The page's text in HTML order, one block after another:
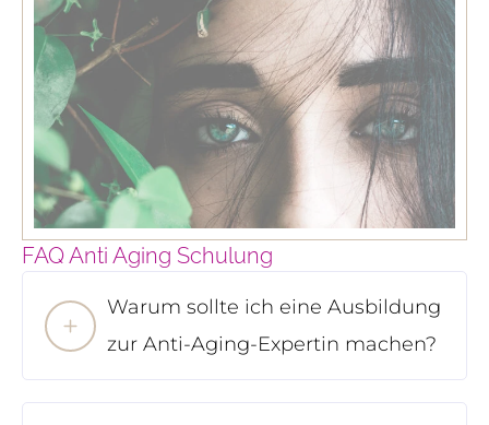
FAQ Anti Aging Schulung
Warum sollte ich eine Ausbildung
zur Anti-Aging-Expertin machen?